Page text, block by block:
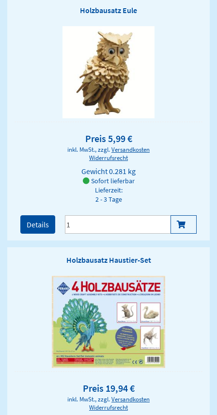
Holzbausatz Eule
Preis 5,99 €
inkl. MwSt., zzgl.Versandkosten
Widerrufsrecht
Gewicht0.281 kg
Sofort lieferbar
Lieferzeit:
2 - 3 Tage
Details
Holzbausatz Haustier-Set
Preis 19,94 €
inkl. MwSt., zzgl.Versandkosten
Widerrufsrecht